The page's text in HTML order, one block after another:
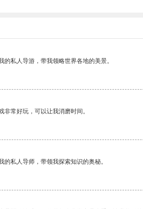
的私人导游，带我领略世界各地的美景。
非常好玩，可以让我消磨时间。
的私人导师，带领我探索知识的奥秘。